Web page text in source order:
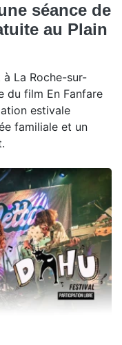
séance de
au Plain
à La Roche-sur-
du film En Fanfare
estivale
familiale et un